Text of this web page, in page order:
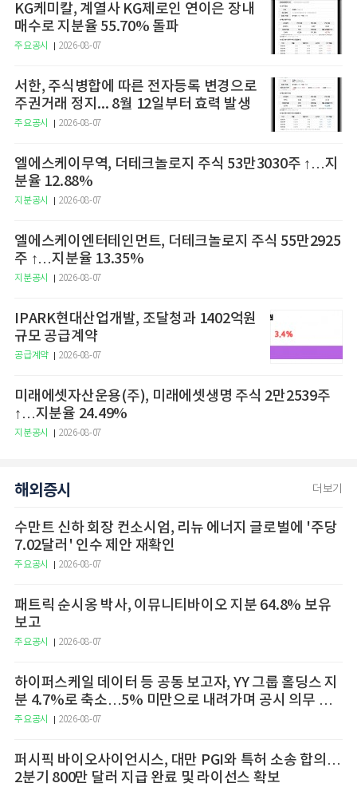
KG케미칼, 계열사 KG제로인 연이은 장내
매수로 지분율 55.70% 돌파
주요공시 2026-08-07
서한, 주식병합에 따른 전자등록 변경으로
주권거래 정지... 8월 12일부터 효력 발생
주요공시 2026-08-07
엘에스케이무역, 더테크놀로지 주식 53만3030주 ↑…지
분율 12.88%
지분공시 2026-08-07
엘에스케이엔터테인먼트, 더테크놀로지 주식 55만2925
주 ↑…지분율 13.35%
지분공시 2026-08-07
IPARK현대산업개발, 조달청과 1402억원
규모 공급계약
공급계약 2026-08-07
미래에셋자산운용(주), 미래에셋생명 주식 2만2539주
↑…지분율 24.49%
지분공시 2026-08-07
해외증시 더보기
수만트 신하 회장 컨소시엄, 리뉴 에너지 글로벌에 '주당
7.02달러' 인수 제안 재확인
주요공시 2026-08-07
패트릭 순시옹 박사, 이뮤니티바이오 지분 64.8% 보유
보고
주요공시 2026-08-07
하이퍼스케일 데이터 등 공동 보고자, YY 그룹 홀딩스 지
분 4.7%로 축소…5% 미만으로 내려가며 공시 의무 종
료
주요공시 2026-08-07
퍼시픽 바이오사이언시스, 대만 PGI와 특허 소송 합의…
2분기 800만 달러 지급 완료 및 라이선스 확보